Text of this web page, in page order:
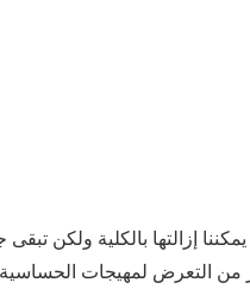
إزالتها بالكلية ولكن
من التعرض لمهيجات